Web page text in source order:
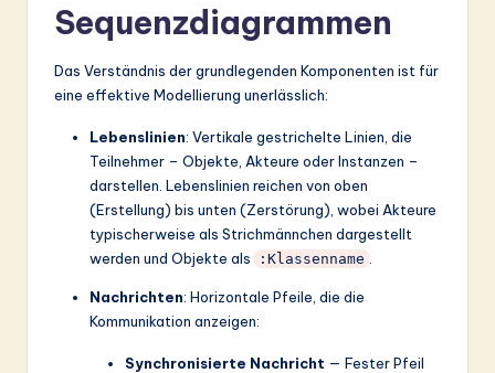
wSequenzdiagrammen
Das Verständnis der grundlegenden Komponenten ist für
eine effektive Modellierung unerlässlich:
Lebenslinien: Vertikale gestrichelte Linien, die
Teilnehmer – Objekte, Akteure oder Instanzen –
darstellen. Lebenslinien reichen von oben
(Erstellung) bis unten (Zerstörung), wobei Akteure
typischerweise als Strichmännchen dargestellt
werden und Objekte als
:Klassenname
Nachrichten: Horizontale Pfeile, die die
Kommunikation anzeigen:
Synchronisierte Nachricht — Fester Pfeil